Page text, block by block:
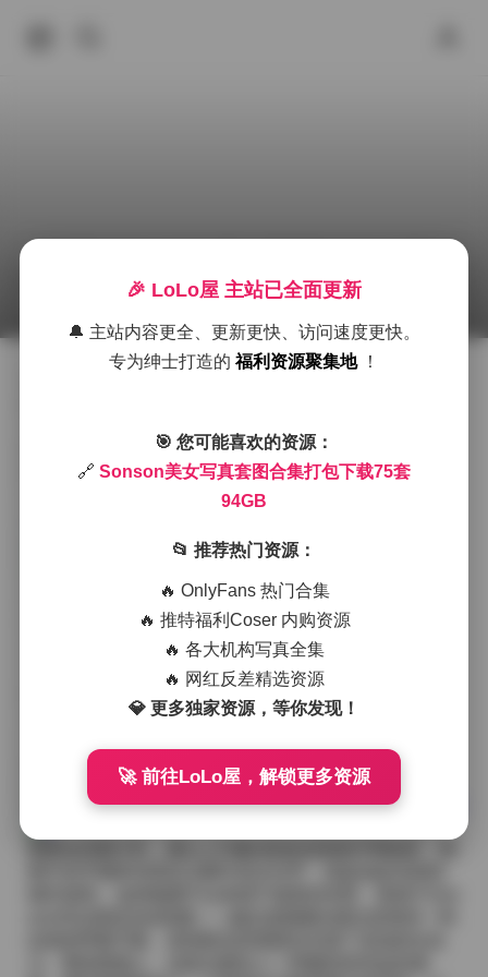
2026年7月5日 上午10:23 抖音反差 Cosplay图集下载
的街头，场景的切换让人仿佛跟随镜头走进不同的时光
段落。光线的处理尤为细腻，晨雾中的柔光让皮肤呈现
出一种几乎透明的质感，而夜景则利用街灯的暖黄与冷
在拍摄过程中，Sonson的姿态总是带着一种不刻意的松
弛感。她并不追求夸张的表情，而是通过眼神的微微转
动、手指轻轻拂过发梢的细节，传达出一种内敛的柔
美。这种气质让整套作品看起来像是一段私密的日常记
录，而非精心排练的表演。服装选择上，她偏爱简约的
棉麻材质与轻纱叠加，偶尔会点缀一些复古的印花或是
金属配件，既保持了舒适感，又在视觉上增加了层次
的身上找到恰到好处的平衡点。
原图获取:Sonson美女写真套图合集打包下载75套 94GB
🎉 LoLo屋 主站已全面更新
🔔 主站内容更全、更新更快、访问速度更快。
专为绅士打造的福利资源聚集地 ！
🎯 您可能喜欢的资源：
🔗 Sonson美女写真套图合集打包下载75套
94GB
📂 推荐热门资源：
🔥 OnlyFans 热门合集
🔥 推特福利Coser 内购资源
🔥 各大机构写真全集
🔥 网红反差精选资源
💎 更多独家资源，等你发现！
🚀 前往LoLo屋，解锁更多资源